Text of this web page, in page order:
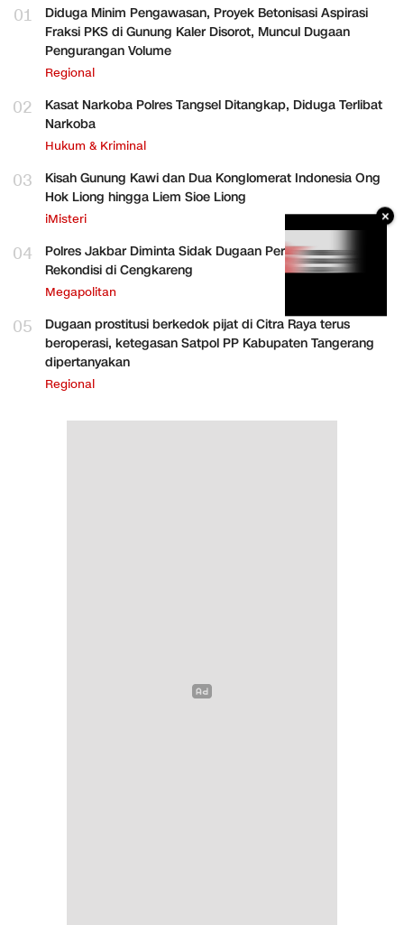
01
Diduga Minim Pengawasan, Proyek Betonisasi Aspirasi
Fraksi PKS di Gunung Kaler Disorot, Muncul Dugaan
Pengurangan Volume
Regional
02
Kasat Narkoba Polres Tangsel Ditangkap, Diduga Terlibat
Narkoba
Hukum & Kriminal
03
Kisah Gunung Kawi dan Dua Konglomerat Indonesia Ong
Hok Liong hingga Liem Sioe Liong
iMisteri
04
Polres Jakbar Diminta Sidak Dugaan Perakitan HP
Rekondisi di Cengkareng
Megapolitan
05
Dugaan prostitusi berkedok pijat di Citra Raya terus
beroperasi, ketegasan Satpol PP Kabupaten Tangerang
dipertanyakan
Regional
×